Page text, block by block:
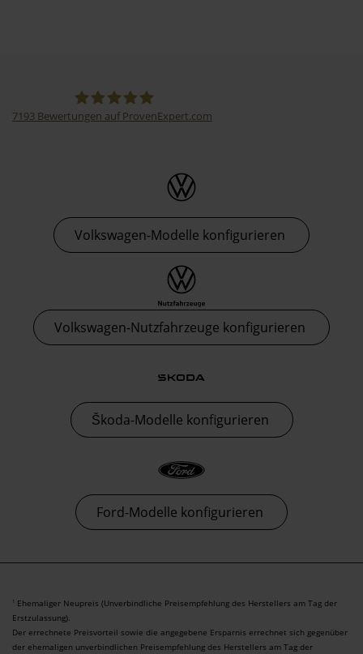
7193 Bewertungen auf ProvenExpert.com
Volkswagen-Modelle konfigurieren
Volkswagen-Nutzfahrzeuge konfigurieren
Škoda-Modelle konfigurieren
Ford-Modelle konfigurieren
1 Ehemaliger Neupreis (Unverbindliche Preisempfehlung des Herstellers am Tag der
Erstzulassung).
Der errechnete Preisvorteil sowie die angegebene Ersparnis errechnet sich gegenüber
der ehemaligen unverbindlichen Preisempfehlung des Herstellers am Tag der